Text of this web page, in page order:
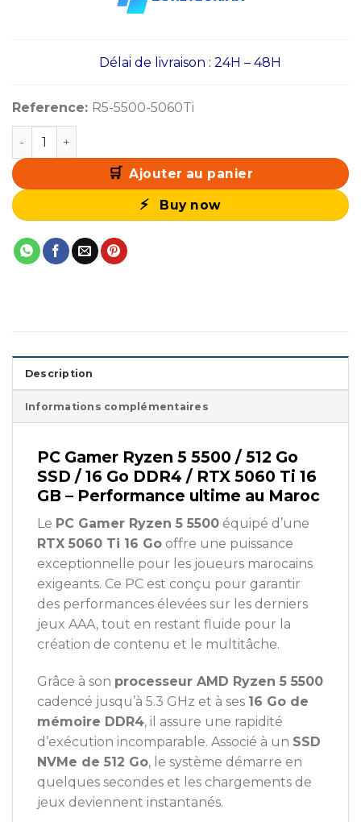
Délai de livraison : 24H – 48H
Reference: R5-5500-5060Ti
quantité de PC Gamer Ryzen 5 5500 / 512 Go SSD / 16
Ajouter au panier
Buy now
Description
Informations complémentaires
PC Gamer Ryzen 5 5500 / 512 Go
SSD / 16 Go DDR4 / RTX 5060 Ti 16
GB – Performance ultime au Maroc
Le PC Gamer Ryzen 5 5500 équipé d’une
RTX 5060 Ti 16 Go offre une puissance
exceptionnelle pour les joueurs marocains
exigeants. Ce PC est conçu pour garantir
des performances élevées sur les derniers
jeux AAA, tout en restant fluide pour la
création de contenu et le multitâche.
Grâce à son processeur AMD Ryzen 5 5500
cadencé jusqu’à 5.3 GHz et à ses 16 Go de
mémoire DDR4, il assure une rapidité
d’exécution incomparable. Associé à un SSD
NVMe de 512 Go, le système démarre en
quelques secondes et les chargements de
jeux deviennent instantanés.